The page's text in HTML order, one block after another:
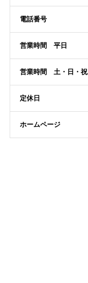
電話番号
営業時間 平日
営業時間 土・日・祝
定休日
ホームページ